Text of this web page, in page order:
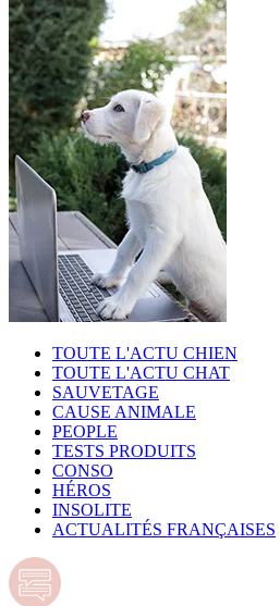
TOUTE L'ACTU CHIEN
TOUTE L'ACTU CHAT
SAUVETAGE
CAUSE ANIMALE
PEOPLE
TESTS PRODUITS
CONSO
HÉROS
INSOLITE
ACTUALITÉS FRANÇAISES